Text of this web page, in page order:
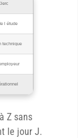
l étude
technique
Z sans
le jour J.